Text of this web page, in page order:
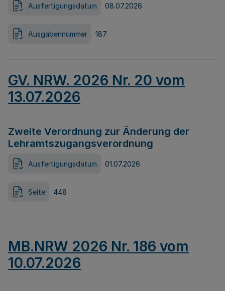
Ausfertigungsdatum 08.07.2026
Ausgabennummer 187
GV. NRW. 2026 Nr. 20 vom
13.07.2026
Zweite Verordnung zur Änderung der
Lehramtszugangsverordnung
Ausfertigungsdatum 01.07.2026
Seite 448
MB.NRW 2026 Nr. 186 vom
10.07.2026